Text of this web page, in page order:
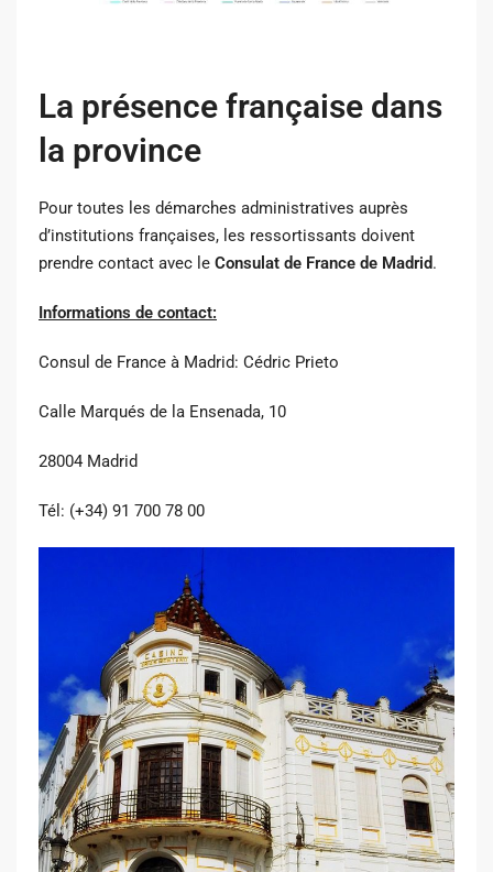
La présence française dans
la province
Pour toutes les démarches administratives auprès
d’institutions françaises, les ressortissants doivent
prendre contact avec le Consulat de France de Madrid.
Informations de contact:
Consul de France à Madrid: Cédric Prieto
Calle Marqués de la Ensenada, 10
28004 Madrid
Tél: (+34) 91 700 78 00